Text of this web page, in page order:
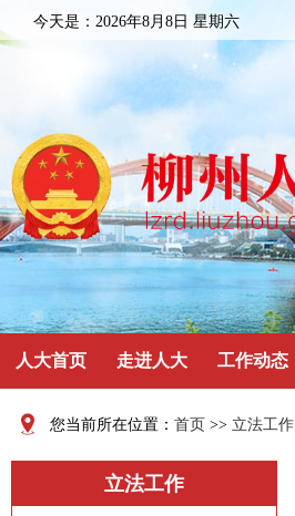
今天是： 2026年8月8日 星期六
人大首页 走进人大 工作动态
您当前所在位置： 首页 >> 立法工作
立法工作